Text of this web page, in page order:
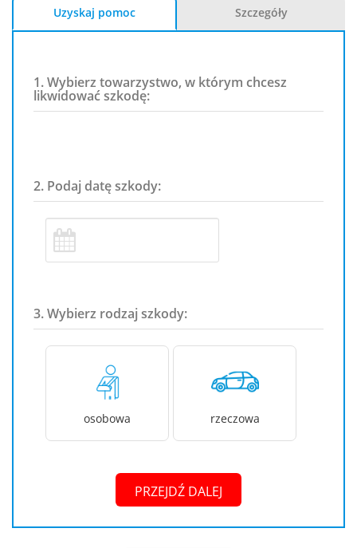
Uzyskaj pomoc Szczegóły
1. Wybierz towarzystwo, w którym chcesz
likwidować szkodę:
2. Podaj datę szkody:
3. Wybierz rodzaj szkody:
osobowa rzeczowa
PRZEJDŹ DALEJ